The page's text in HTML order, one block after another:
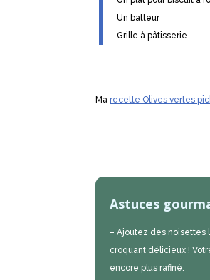
Un batteur
Grille à pâtisserie.
Marecette Olives vertes
Astuces
– Ajoutez des
croquant délicieux !
encore plus rafiné.